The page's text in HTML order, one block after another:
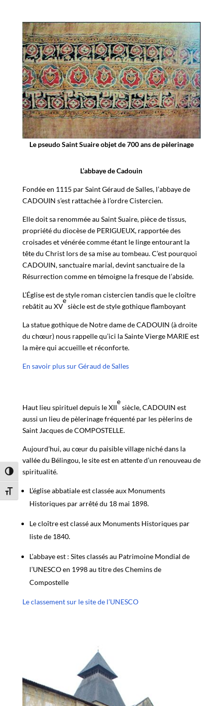
Passer en contraste élevé
Changer la taille de la police
Le pseudo Saint Suaire objet de 700 ans de pèlerinage
L’abbaye de Cadouin
Fondée en 1115 par Saint Géraud de Salles, l’abbaye de
CADOUIN s’est rattachée à l’ordre Cistercien.
Elle doit sa renommée au Saint Suaire, pièce de tissus,
propriété du diocèse de PERIGUEUX, rapportée des
croisades et vénérée comme étant le linge entourant la
tête du Christ lors de sa mise au tombeau. C’est pourquoi
CADOUIN, sanctuaire marial, devint sanctuaire de la
Résurrection comme en témoigne la fresque de l’abside.
L’Église est de style roman cistercien tandis que le cloître
rebâtit au XV
e
siècle est de style gothique flamboyant
La statue gothique de Notre dame de CADOUIN (à droite
du chœur) nous rappelle qu’ici la Sainte Vierge MARIE est
la mère qui accueille et réconforte.
En savoir plus sur Géraud de Salles
Haut lieu spirituel depuis le XII
e
siècle, CADOUIN est
aussi un lieu de pèlerinage fréquenté par les pèlerins de
Saint Jacques de COMPOSTELLE.
Aujourd’hui, au cœur du paisible village niché dans la
vallée du Bélingou, le site est en attente d’un renouveau de
spiritualité.
L’église abbatiale est classée aux Monuments
Historiques par arrêté du 18 mai 1898.
Le cloître est classé aux Monuments Historiques par
liste de 1840.
L’abbaye est : Sites classés au Patrimoine Mondial de
l’UNESCO en 1998 au titre des Chemins de
Compostelle
Le classement sur le site de l’UNESCO